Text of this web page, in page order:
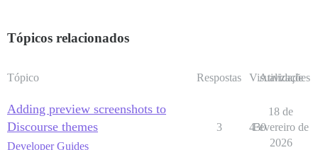
Tópicos relacionados
Tópico Respostas Visualizações
Atividade
Adding preview screenshots to
Discourse themes
Developer Guides
3 430
18 de
Fevereiro de
2026